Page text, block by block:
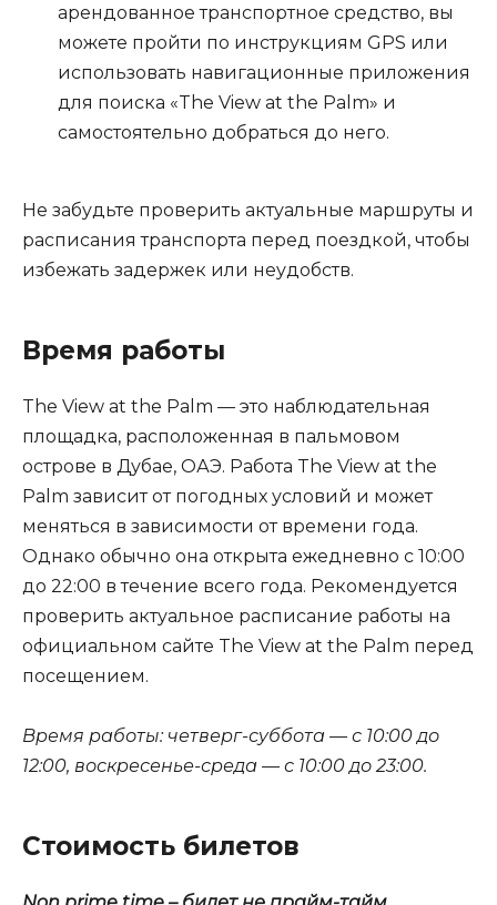
арендованное транспортное средство, вы
можете пройти по инструкциям GPS или
использовать навигационные приложения
для поиска «The View at the Palm» и
самостоятельно добраться до него.
Не забудьте проверить актуальные маршруты и
расписания транспорта перед поездкой, чтобы
избежать задержек или неудобств.
Время работы
The View at the Palm — это наблюдательная
площадка, расположенная в пальмовом
острове в Дубае, ОАЭ. Работа The View at the
Palm зависит от погодных условий и может
меняться в зависимости от времени года.
Однако обычно она открыта ежедневно с 10:00
до 22:00 в течение всего года. Рекомендуется
проверить актуальное расписание работы на
официальном сайте The View at the Palm перед
посещением.
Время работы: четверг-суббота — с 10:00 до
12:00, воскресенье-среда — с 10:00 до 23:00.
Стоимость билетов